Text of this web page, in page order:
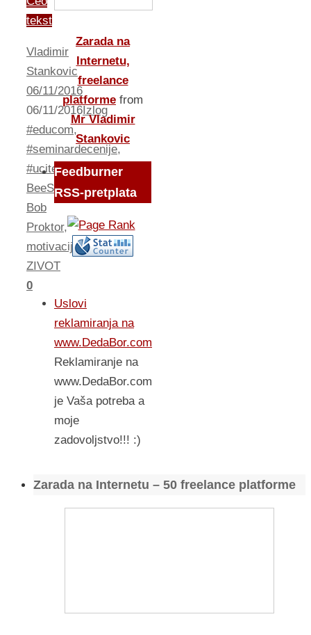
tekst
Vladimir
Stankovic
06/11/2016
06/11/2016Izlog
#educom,
#seminardecenije,
#uciteodnajboljih,
BeeShaper ,
Bob
Proktor,
motivacija,
ZIVOT
0
Zarada na
Internetu,
freelance
platforme from
Mr Vladimir
Stankovic
Feedburner
RSS-pretplata
Uslovi
reklamiranja na
www.DedaBor.com
Reklamiranje na
www.DedaBor.com
je Vaša potreba a
moje
zadovoljstvo!!! :)
Zarada na Internetu – 50 freelance platforme